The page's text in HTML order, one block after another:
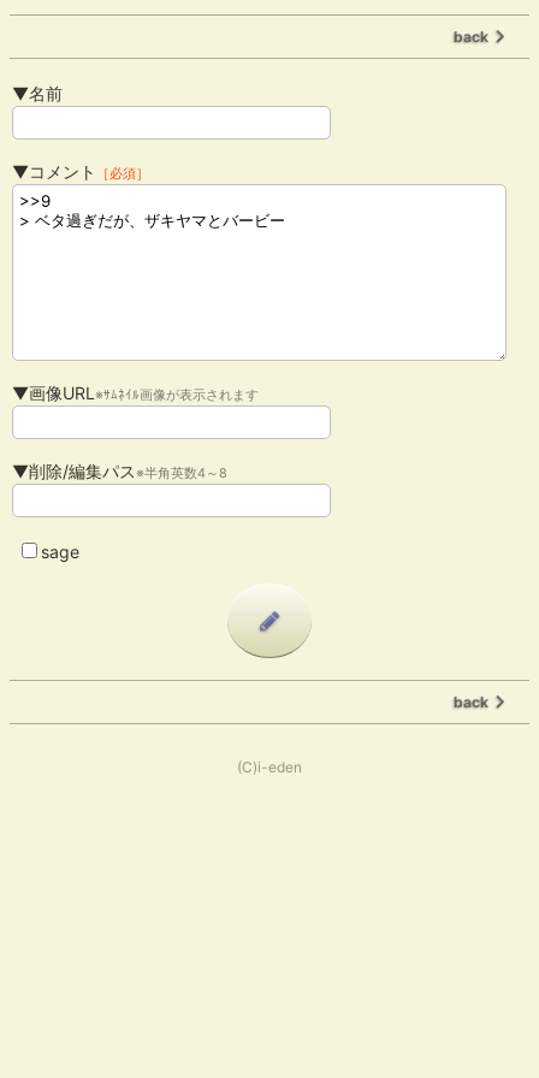
back
▼名前
▼コメント ［必須］
▼画像URL ※ｻﾑﾈｲﾙ画像が表示されます
▼削除/編集パス※半角英数4～8
sage
back
(C)i-eden